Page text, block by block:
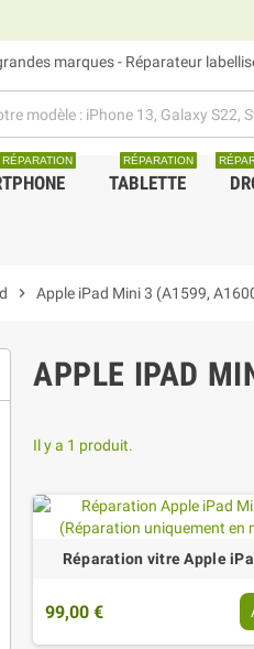
marques - Réparateur
RÉPARATION
TABLETTE
RÉPARATION
chevron_right Apple iPad Mini 3 (A1599,
APPLE IPAD
Il y a 1 produit.
Réparation vitre Apple
99,00 €